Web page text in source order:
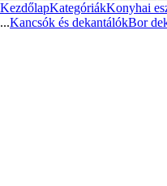
KezdőlapKategóriákKonyhai
...Kancsók és dekantálókBor